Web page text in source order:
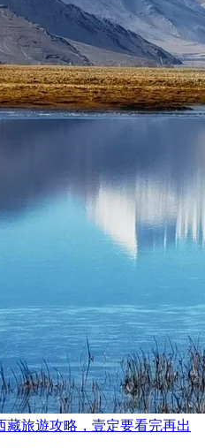
藏旅遊攻略，壹定要看完再出